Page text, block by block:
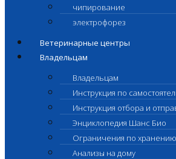
чипирование
электрофорез
Ветеринарные центры
Владельцам
Владельцам
Инструкция по
Инструкция отбора и
Энциклопедия Шанс Био
Ограничения по
Анализы на дому